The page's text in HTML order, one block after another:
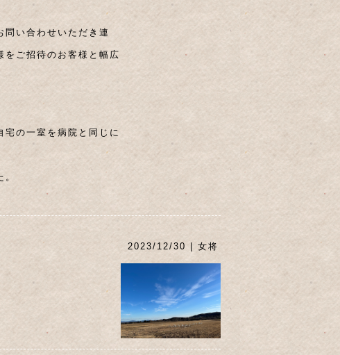
問い合わせいただき連
をご招待のお客様と幅広
宅の一室を病院と同じに
2023/12/30 | 女将